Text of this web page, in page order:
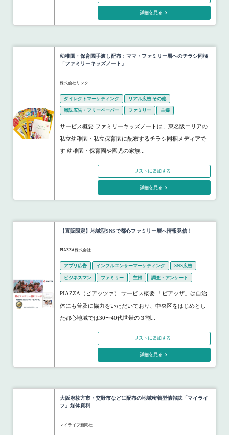
詳細を見る
幼稚園・保育園手渡し配布：ママ・ファミリー層へのチラシ同梱
「ファミリーキッズノート」
株式会社リンク
ダイレクトマーケティング リアル広告 その他
雑誌広告・フリーペーパー ファミリー 主婦
サービス概要 ファミリーキッズノートは、東名阪エリアの
私立幼稚園・私立保育園に配布するチラシ同梱メディアで
す 幼稚園・保育園や園児の家族...
リストに追加する +
詳細を見る
【直販限定】地域型SNSで都心ファミリー層へ情報発信！
PIAZZA株式会社
アプリ広告 インフルエンサーマーケティング SNS広告
ビジネスマン ファミリー 主婦 調査・アンケート
PIAZZA（ピアッツァ） サービス概要 「ピアッザ」は自治
体にも普及に協力をいただいており、中央区をはじめとし
た都心地域では30〜40代世帯の３割...
リストに追加する +
詳細を見る
大阪府枚方市・交野市などに配布の地域密着型情報誌「マイライ
フ」媒体資料
マイライフ新聞社